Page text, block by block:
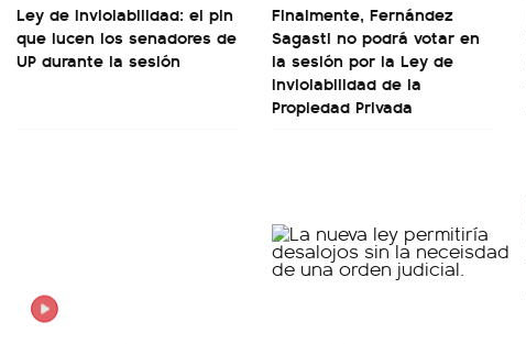
Ley de Inviolabilidad: el pin
que lucen los senadores de
UP durante la sesión
Finalmente, Fernández
Sagasti no podrá votar en
la sesión por la Ley de
Inviolabilidad de la
Propiedad Privada